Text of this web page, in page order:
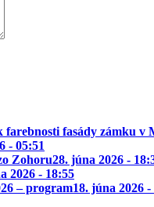
farebnosti fasády zámku v
- 05:51
Zohoru28. júna 2026 -
2026 - 18:55
– program18. júna 2026 -